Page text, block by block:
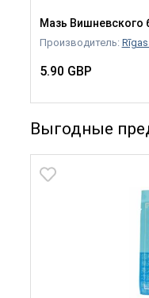
Мазь Вишневского
Производитель:
5.90 GBP
Выгодные